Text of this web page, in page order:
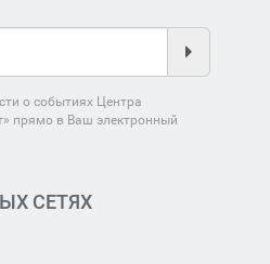
о событиях Центра
прямо в Ваш электронный
СЕТЯХ